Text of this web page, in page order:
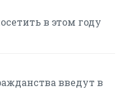
в этом году
введут в